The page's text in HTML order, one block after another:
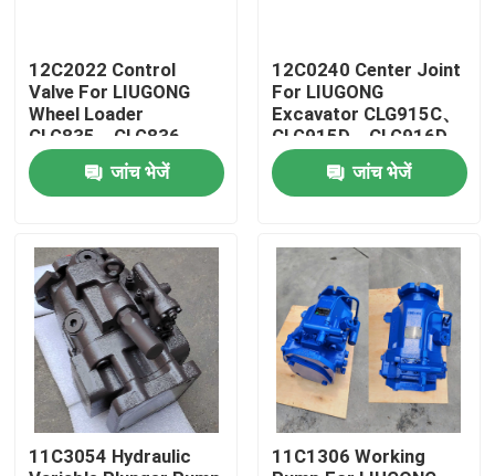
घर
उत्पादों
वीडियो
12C2022 Control
Valve For LIUGONG
Wheel Loader
CLG835、CLG836、
ZL30CN、ZL30E
CLG842、ZL40B
CLG850H、CLG855H
जांच भेजें
12C0240 Center Joint
For LIUGONG
Excavator CLG915C、
CLG915D、CLG916D
CLG920D、CLG920E
CLG922D जांच भेजें
11C3054 Hydraulic
11C1306 Working